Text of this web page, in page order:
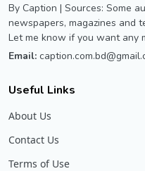
By Caption | Sources: Some
newspapers, magazines and
Let me know if you want any
Email:
Useful Links
About Us
Contact Us
Terms of Use